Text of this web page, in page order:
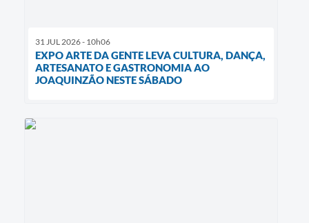
31 JUL 2026 - 10h06
EXPO ARTE DA GENTE LEVA CULTURA, DANÇA,
ARTESANATO E GASTRONOMIA AO
JOAQUINZÃO NESTE SÁBADO